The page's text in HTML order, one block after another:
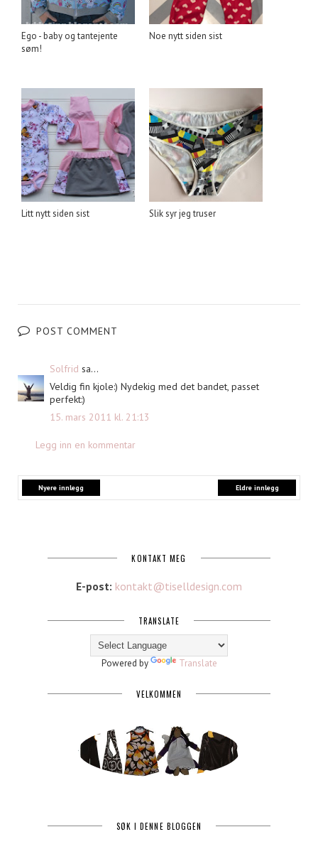
Ego - baby og tantejente
søm!
Noe nytt siden sist
Litt nytt siden sist Slik syr jeg truser
POST COMMENT
Solfrid sa...
Veldig fin kjole:) Nydekig med det bandet, passet
perfekt:)
15. mars 2011 kl. 21:13
Legg inn en kommentar
Nyere innlegg Eldre innlegg
KONTAKT MEG
E-post: kontakt@tiselldesign.com
TRANSLATE
Powered by Translate
VELKOMMEN
SØK I DENNE BLOGGEN